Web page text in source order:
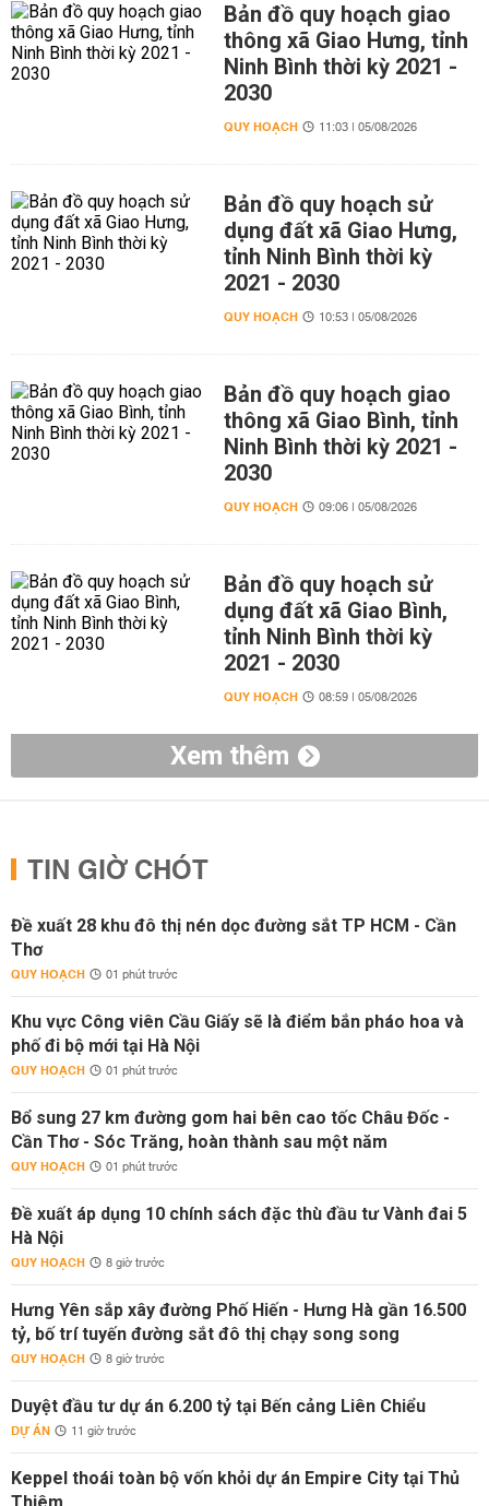
Bản đồ quy hoạch giao
thông xã Giao Hưng, tỉnh
Ninh Bình thời kỳ 2021 -
2030
QUY HOẠCH 11:03 | 05/08/2026
Bản đồ quy hoạch sử
dụng đất xã Giao Hưng,
tỉnh Ninh Bình thời kỳ
2021 - 2030
QUY HOẠCH 10:53 | 05/08/2026
Bản đồ quy hoạch giao
thông xã Giao Bình, tỉnh
Ninh Bình thời kỳ 2021 -
2030
QUY HOẠCH 09:06 | 05/08/2026
Bản đồ quy hoạch sử
dụng đất xã Giao Bình,
tỉnh Ninh Bình thời kỳ
2021 - 2030
QUY HOẠCH 08:59 | 05/08/2026
Xem thêm
TIN GIỜ CHÓT
Đề xuất 28 khu đô thị nén dọc đường sắt TP HCM - Cần
Thơ
QUY HOẠCH 01 phút trước
Khu vực Công viên Cầu Giấy sẽ là điểm bắn pháo hoa và
phố đi bộ mới tại Hà Nội
QUY HOẠCH 01 phút trước
Bổ sung 27 km đường gom hai bên cao tốc Châu Đốc -
Cần Thơ - Sóc Trăng, hoàn thành sau một năm
QUY HOẠCH 01 phút trước
Đề xuất áp dụng 10 chính sách đặc thù đầu tư Vành đai 5
Hà Nội
QUY HOẠCH 8 giờ trước
Hưng Yên sắp xây đường Phố Hiến - Hưng Hà gần 16.500
tỷ, bố trí tuyến đường sắt đô thị chạy song song
QUY HOẠCH 8 giờ trước
Duyệt đầu tư dự án 6.200 tỷ tại Bến cảng Liên Chiểu
DỰ ÁN 11 giờ trước
Keppel thoái toàn bộ vốn khỏi dự án Empire City tại Thủ